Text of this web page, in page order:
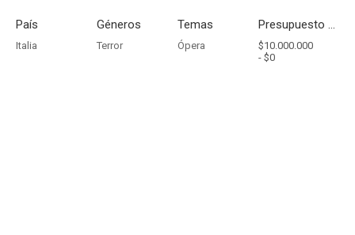
País
Italia
Géneros
Terror
Temas
Ópera
Presupuesto - Ingresos
$10.000.000
- $0